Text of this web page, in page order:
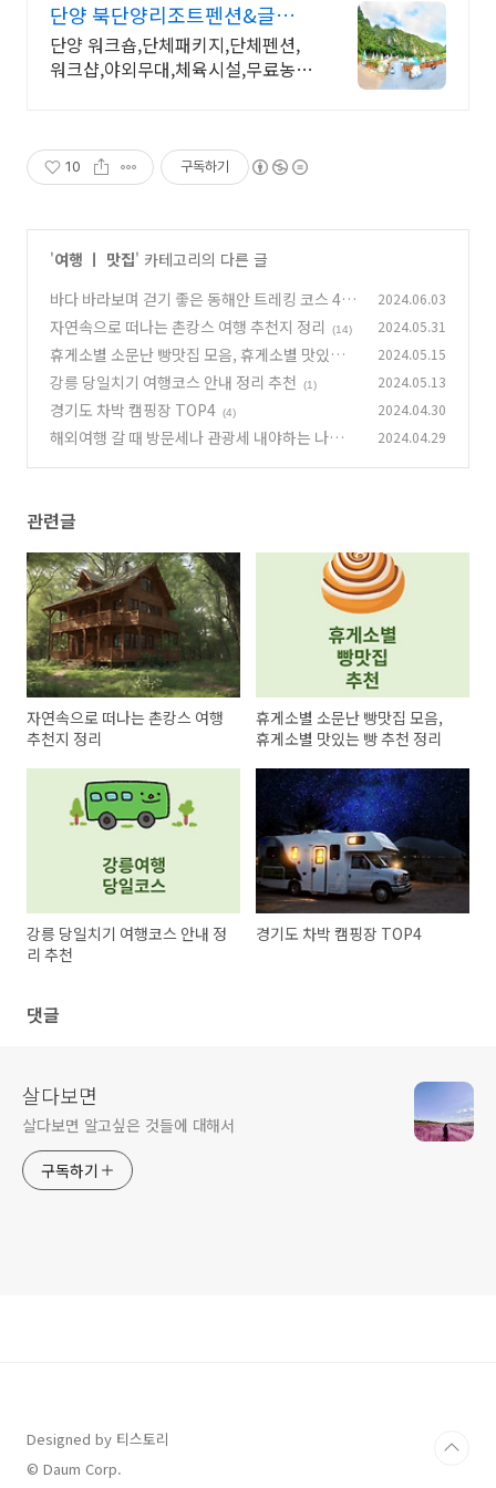
단양 북단양리조트펜션&글램핑
2+1 펜션+글램핑+송어낚시
단양 워크숍,단체패키지,단체펜션,
워크샵,야외무대,체육시설,무료농장
10 구독하기
'여행 ㅣ 맛집' 카테고리의 다른 글
바다 바라보며 걷기 좋은 동해안 트레킹 코스 4군
데 추천 정리 (11)
2024.06.03
자연속으로 떠나는 촌캉스 여행 추천지 정리 (14) 2024.05.31
휴게소별 소문난 빵맛집 모음, 휴게소별 맛있는
빵 추천 정리
(1)
2024.05.15
강릉 당일치기 여행코스 안내 정리 추천 (1) 2024.05.13
경기도 차박 캠핑장 TOP4 (4) 2024.04.30
해외여행 갈 때 방문세나 관광세 내야하는 나라는
2024.04.29
관련글
자연속으로 떠나는 촌캉스 여행
추천지 정리
휴게소별 소문난 빵맛집 모음,
휴게소별 맛있는 빵 추천 정리
강릉 당일치기 여행코스 안내 정
리 추천
경기도 차박 캠핑장 TOP4
댓글
살다보면
살다보면 알고싶은 것들에 대해서
구독하기
Designed by 티스토리
© Daum Corp.